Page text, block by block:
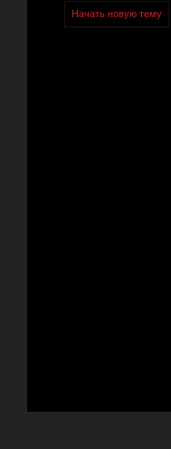
Начать новую тему